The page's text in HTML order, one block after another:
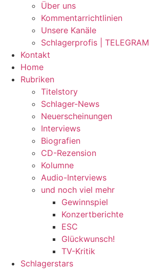
Über uns
Kommentarrichtlinien
Unsere Kanäle
Schlagerprofis | TELEGRAM
Kontakt
Home
Rubriken
Titelstory
Schlager-News
Neuerscheinungen
Interviews
Biografien
CD-Rezension
Kolumne
Audio-Interviews
und noch viel mehr
Gewinnspiel
Konzertberichte
ESC
Glückwunsch!
TV-Kritik
Schlagerstars